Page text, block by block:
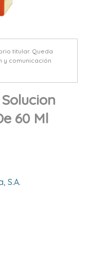
titular. Queda
y comunicación
60 Ml
S.a.